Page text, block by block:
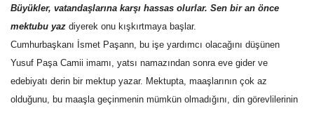
Büyükler, vatandaşlarına karşı hassas olurlar. Sen bir an önce
mektubu yaz  diyerek onu kışkırtmaya başlar.
Cumhurbaşkanı İsmet Paşann, bu işe yardımcı olacağını düşünen
Yusuf Paşa Camii imamı, yatsı namazından sonra eve gider ve
edebiyatı derin bir mektup yazar. Mektupta, maaşlarının çok az
olduğunu, bu maaşla geçinmenin mümkün olmadığını, din görevlilerinin